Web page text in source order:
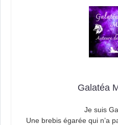
Galatéa
Je suis
Une brebis égarée qui n’a